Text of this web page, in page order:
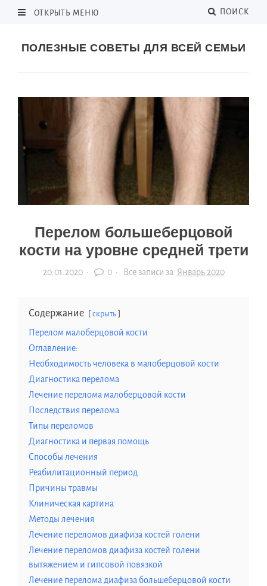
ОТКРЫТЬ МЕНЮ ПОИСК
ПОЛЕЗНЫЕ СОВЕТЫ ДЛЯ ВСЕЙ СЕМЬИ
Перелом большеберцовой
кости на уровне средней трети
20.01.2020· 0 · Все записи за Январь 2020
Содержание скрыть
Перелом малоберцовой кости
Оглавление:
Необходимость человека в малоберцовой кости
Диагностика перелома
Лечение перелома малоберцовой кости
Последствия перелома
Типы переломов
Диагностика и первая помощь
Способы лечения
Реабилитационный период
Причины травмы
Клиническая картина
Методы лечения
Лечение переломов диафиза костей голени
Лечение переломов диафиза костей голени
вытяжением и гипсовой повязкой
Лечение перелома диафиза большеберцовой кости